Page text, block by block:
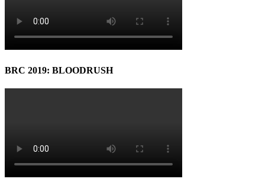
BRC 2019: BLOODRUSH